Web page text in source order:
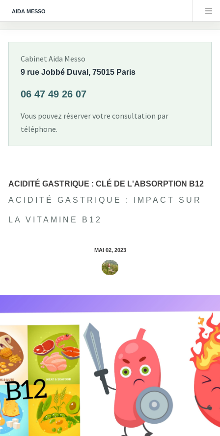
AIDA MESSO
Cabinet Aida Messo
9 rue Jobbé Duval, 75015 Paris
06 47 49 26 07
Vous pouvez réserver votre consultation par
téléphone.
ACIDITÉ GASTRIQUE : CLÉ DE L'ABSORPTION B12
ACIDITÉ GASTRIQUE : IMPACT SUR
LA VITAMINE B12
MAI 02, 2023